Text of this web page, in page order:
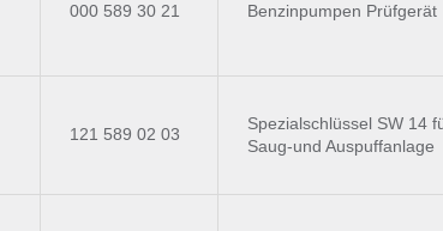
000 589 30 21 Benzinpumpen Prüfgerät
121 589 02 03
Spezialschlüssel SW 14
Saug-und Auspuffanlage